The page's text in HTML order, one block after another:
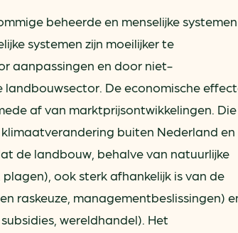
beheerde en menselijke systemen
systemen zijn moeilijker te
aanpassingen en door niet-
De economische
af van marktprijsontwikkelingen. Die
buiten Nederland en
de landbouw, behalve van natuurlijke
ook sterk afhankelijk is van de
raskeuze, managementbeslissingen)
wereldhandel). Het